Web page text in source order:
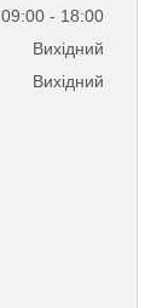
09:00
18:00
Вихідний
Вихідний